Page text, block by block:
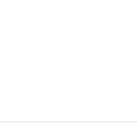
komponenter och fältutrustning av